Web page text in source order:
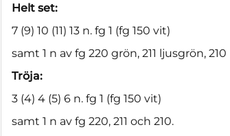
Helt set:
7 (9) 10 (11) 13 n. fg 1 (fg 150 vit)
samt 1 n av fg 220 grön, 211 ljusgrön, 210
Tröja:
3 (4) 4 (5) 6 n. fg 1 (fg 150 vit)
samt 1 n av fg 220, 211 och 210.